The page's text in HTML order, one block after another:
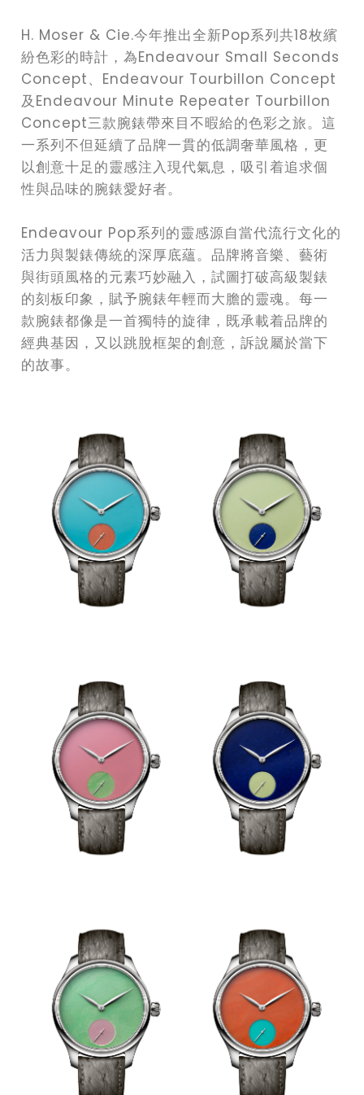
H. Moser & Cie.今年推出全新Pop系列共18枚繽
紛色彩的時計，為Endeavour Small Seconds
Concept、Endeavour Tourbillon Concept
及Endeavour Minute Repeater Tourbillon
Concept三款腕錶帶來目不暇給的色彩之旅。這
一系列不但延續了品牌一貫的低調奢華風格，更
以創意十足的靈感注入現代氣息，吸引着追求個
性與品味的腕錶愛好者。
Endeavour Pop系列的靈感源自當代流行文化的
活力與製錶傳統的深厚底蘊。品牌將音樂、藝術
與街頭風格的元素巧妙融入，試圖打破高級製錶
的刻板印象，賦予腕錶年輕而大膽的靈魂。每一
款腕錶都像是一首獨特的旋律，既承載着品牌的
經典基因，又以跳脫框架的創意，訴說屬於當下
的故事。